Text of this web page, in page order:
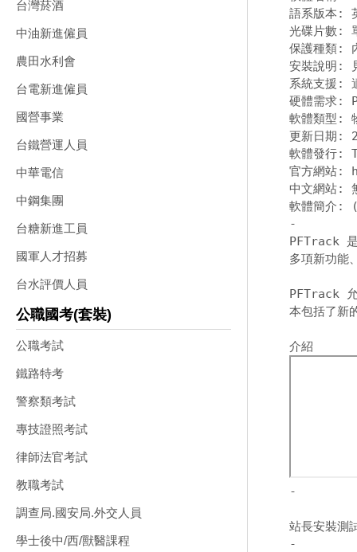
台灣菸酒
中油新進僱員
農田水利會
台電新進僱員
國營事業
台鐵營運人員
中華電信
中鋼集團
台糖新進工員
國軍人才招募
台水評價人員
公職國考(套裝)
公職考試
鐵路特考
警察類考試
專技證照考試
律師法官考試
教職考試
調查局.國安局.外交人員
學士後中/西/獸醫課程
語系版本:
光碟片數:
保護種類:
安裝說明:
系統支援:
硬體需求:
軟體類型:
更新日期:
軟體發行:
官方網站:
中文網站:
-
PFTrack
多項新功能
PFTrack 允
本包括了
-
站長安裝測
-